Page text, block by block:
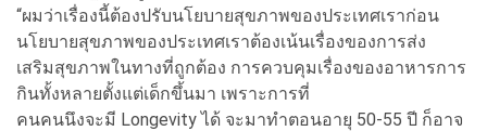
“ผมว่าเรื่องนี้ต้องปรับนโยบายสุขภาพของประเทศเราก่อน
นโยบายสุขภาพของประเทศเราต้องเน้นเรื่องของการส่ง
เสริมสุขภาพในทางที่ถูกต้อง การควบคุมเรื่องของอาหารการ
กินทั้งหลายตั้งแต่เด็กขึ้นมา เพราะการที่
คนคนนึงจะมี Longevity ได้ จะมาทำตอนอายุ 50-55 ปี ก็อาจ